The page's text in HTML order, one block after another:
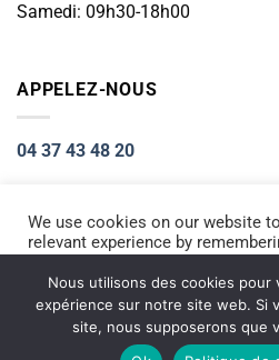
Samedi: 09h30-18h00
APPELEZ-NOUS
04 37 43 48 20
Visa PayPal
ACCUEIL
RÉPARATION
RÉPARATION TÉLÉPHONIE
Copyright 2026 ©
We use cookies on our website
relevant experience by
use of ALL the cookies.
Settings" to provide a controlled
Cookie Settings Accept All
Nous utilisons des cookies pour
expérience sur notre site web. Si
site, nous supposerons que